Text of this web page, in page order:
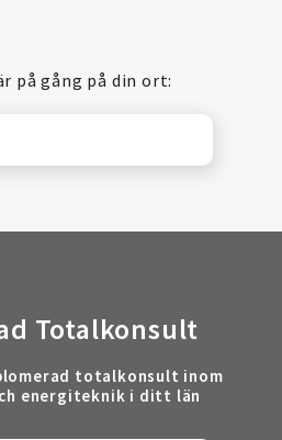
på gång på din ort:
Totalkonsult
totalkonsult inom
energiteknik i ditt län